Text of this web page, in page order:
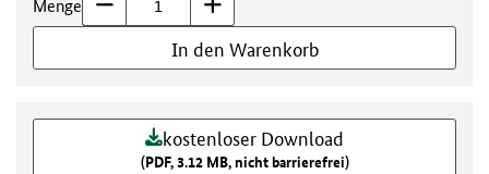
Menge
In den Warenkorb
kostenloser Download
(PDF, 3.12 MB, nicht barrierefrei)